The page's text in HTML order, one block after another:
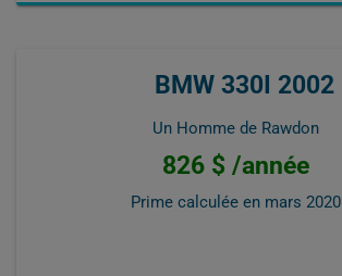
BMW 330I 2002
Un Homme de Rawdon
826 $ /année
Prime calculée en mars 2020